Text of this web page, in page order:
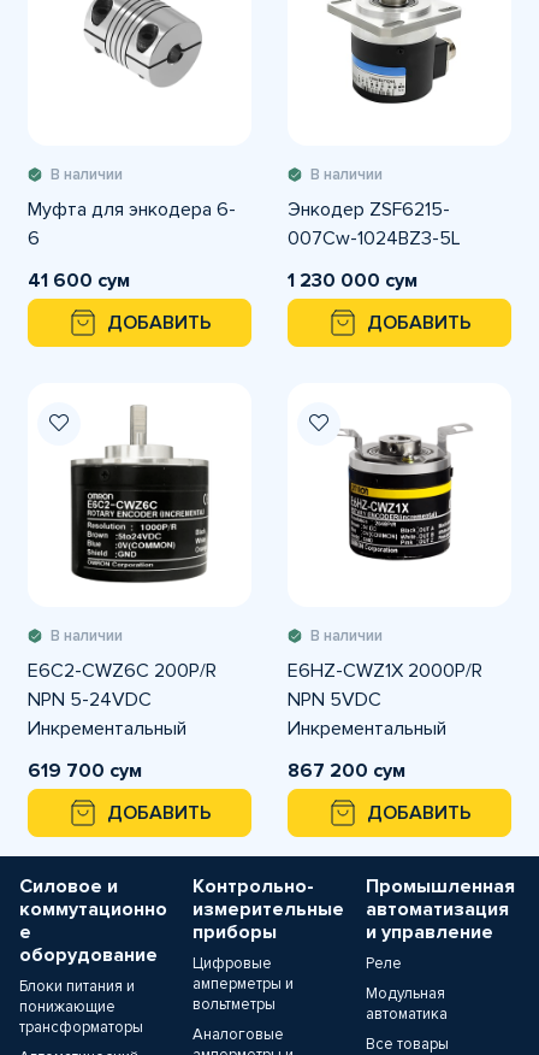
В наличии
Муфта для энкодера 6-
6
41 600 сум
ДОБАВИТЬ
В наличии
Энкодер ZSF6215-
007Cw-1024BZ3-5L
1 230 000 сум
ДОБАВИТЬ
В наличии
E6C2-CWZ6C 200P/R
NPN 5-24VDC
Инкрементальный
энкодер OMRON
619 700 сум
ДОБАВИТЬ
В наличии
E6HZ-CWZ1X 2000P/R
NPN 5VDC
Инкрементальный
энкодер OMRON
867 200 сум
ДОБАВИТЬ
Силовое и
коммутационно
е
оборудование
Блоки питания и
понижающие
трансформаторы
Контрольно-
измерительные
приборы
Цифровые
амперметры и
вольтметры
Аналоговые
Промышленная
автоматизация
и управление
Реле
Модульная
автоматика
Все товары